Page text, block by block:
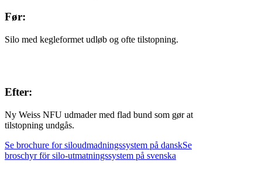
Før:
Silo med kegleformet udløb og ofte tilstopning.
Efter:
Ny Weiss NFU udmader med flad bund som gør at
tilstopning undgås.
Se brochure for siloudmadningssystem på danskSe
broschyr för silo-utmatningssystem på svenska